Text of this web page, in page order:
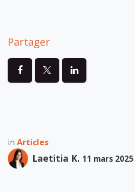
Partager
in Articles
Laetitia K. 11 mars 2025